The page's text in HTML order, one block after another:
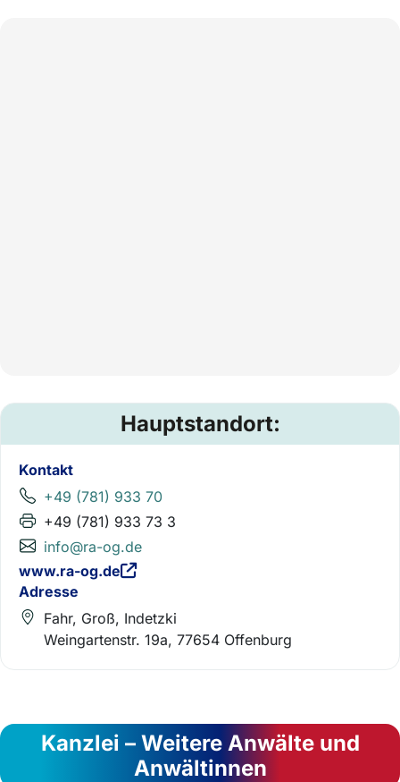
Hauptstandort:
Kontakt
+49 (781) 933 70
+49 (781) 933 73 3
info@ra-og.de
www.ra-og.de
Adresse
Fahr, Groß, Indetzki
Weingartenstr. 19a, 77654 Offenburg
Kanzlei – Weitere Anwälte und
Anwältinnen